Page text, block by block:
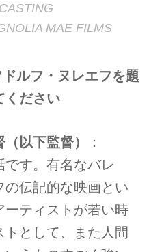
MAE FILMS
ルフ・ヌレエフを題
ください
以下監督）
：
です。有名なバレ
の伝記的な映画とい
ーティストが若い時
として、また人間